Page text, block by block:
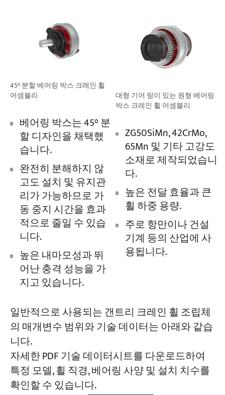
45° 분할 베어링 박스 크레인 휠
어셈블리
베어링 박스는 45° 분
할 디자인을 채택했
습니다.
완전히 분해하지 않
고도 설치 및 유지관
리가 가능하므로 가
동 중지 시간을 효과
적으로 줄일 수 있습
니다.
높은 내마모성과 뛰
어난 충격 성능을 가
지고 있습니다.
대형 기어 링이 있는 원형 베어링
박스 크레인 휠 어셈블리
ZG50SiMn, 42CrMo,
65Mn 및 기타 고강도
소재로 제작되었습니
다.
높은 전달 효율과 큰
휠 하중 용량.
주로 항만이나 건설
기계 등의 산업에 사
용됩니다.
일반적으로 사용되는 갠트리 크레인 휠 조립체
의 매개변수 범위와 기술 데이터는 아래와 같습
니다.
자세한 PDF 기술 데이터시트를 다운로드하여
특정 모델, 휠 직경, 베어링 사양 및 설치 치수를
확인할 수 있습니다.